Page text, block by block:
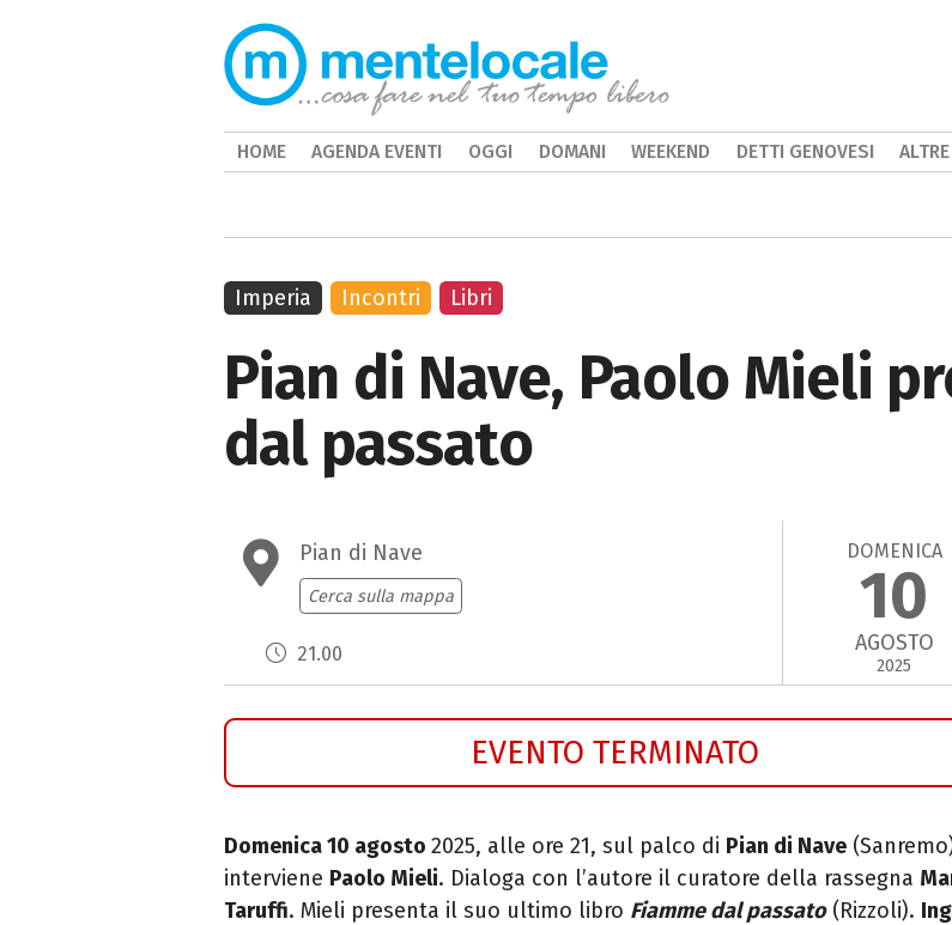
Pian di Nave, Paolo Mieli
dal passato
Pian di Nave
Cerca sulla mappa
21.00
DOMENICA
10
AGOSTO
2025
EVENTO TERMINATO
Domenica 10 agosto 2025, alle ore 21, sul palco di Pian di Nave
interviene Paolo Mieli. Dialoga con l’autore il curatore della rassegna
Taruffi. Mieli presenta il suo ultimo libro Fiamme dal passato(Rizzoli).
Imperia Incontri Libri
HOME AGENDA EVENTI OGGI DOMANI WEEKEND DETTI GENOVESI